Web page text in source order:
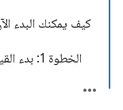
كيف يمكنك البدء
الخطوة 1: بدء القياس